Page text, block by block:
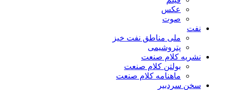
عکس
صوت
نفت
ملی مناطق نفت خیز
پتروشیمی
نشریه کلام صنعت
بولتن کلام صنعت
ماهنامه کلام صنعت
سخن سردبیر